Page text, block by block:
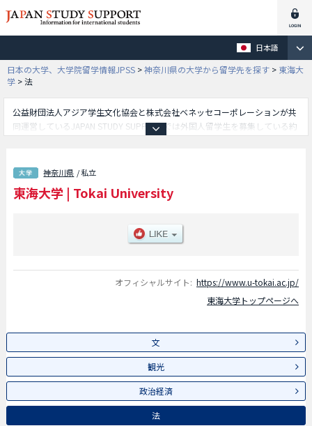
日本語
日本の大学、大学院留学情報JPSS >神奈川県の大学から留学先を探す > 東海大
学 >法
公益財団法人アジア学生文化協会と株式会社ベネッセコーポレーションが共
同運営しているJAPAN STUDY SUPPORTでは外国人留学生を募集している約
政治経済学部や法学部や教養学部や体育学部や理学部や情報理工学部や工学
部や情報通信学部や海洋学部や経営学部や農学部や国際文化学部や医学部や
生物学部や文化社会学部や健康学部や国際学部や児童教育学部や建築都市学
試情報、施設案内、アクセスなど外国人留学生に必要な情報を掲載している
神奈川県 / 私立
東海大学 | Tokai University
オフィシャルサイト: https://www.u-tokai.ac.jp/
東海大学トップページへ
文
観光
政治経済
法